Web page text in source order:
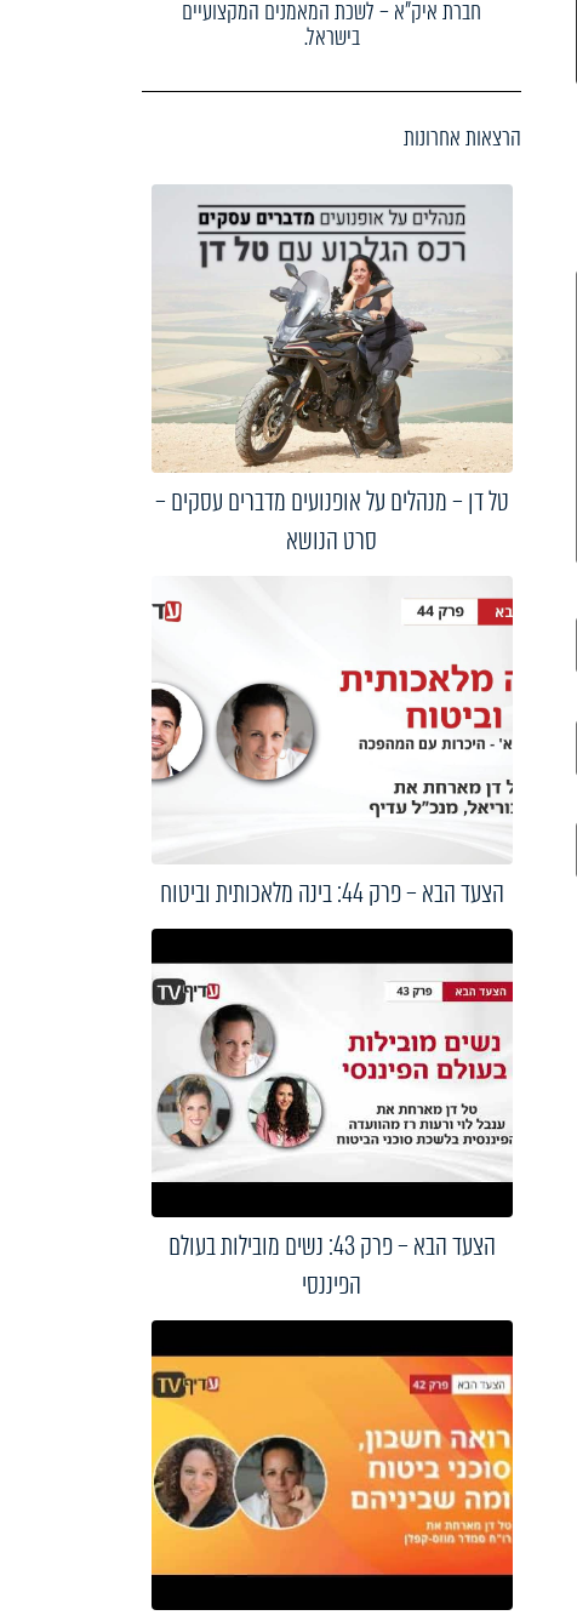
חברת איק"א – לשכת המאמנים המקצועיים
בישראל.
הרצאות אחרונות
טל דן – מנהלים על אופנועים מדברים עסקים –
סרט הנושא
הצעד הבא – פרק 44: בינה מלאכותית וביטוח
הצעד הבא – פרק 43: נשים מובילות בעולם
הפיננסי